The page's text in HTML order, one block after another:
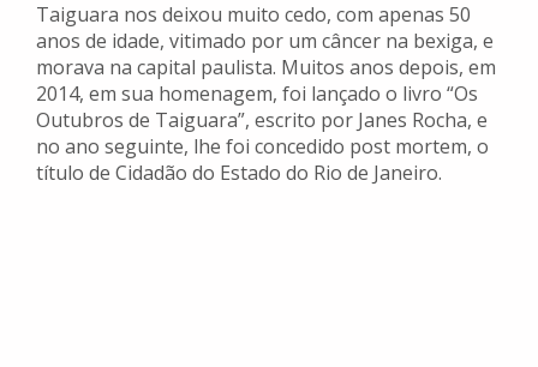
Taiguara nos deixou muito cedo, com apenas 50
anos de idade, vitimado por um câncer na bexiga, e
morava na capital paulista. Muitos anos depois, em
2014, em sua homenagem, foi lançado o livro “Os
Outubros de Taiguara”, escrito por Janes Rocha, e
no ano seguinte, lhe foi concedido post mortem, o
título de Cidadão do Estado do Rio de Janeiro.